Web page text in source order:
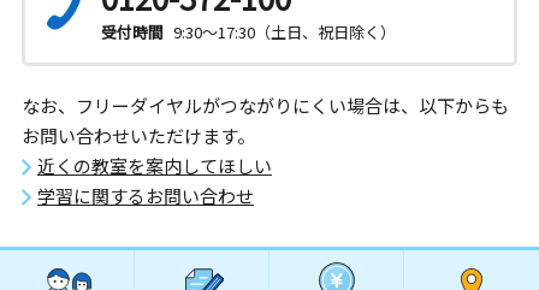
受付時間 9:30～17:30（土日、祝日除く）
なお、フリーダイヤルがつながりにくい場合は、以下からも
お問い合わせいただけます。
近くの教室を案内してほしい
学習に関するお問い合わせ